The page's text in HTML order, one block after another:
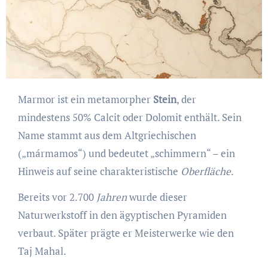
Marmor ist ein metamorpher Stein, der
mindestens 50% Calcit oder Dolomit enthält. Sein
Name stammt aus dem Altgriechischen
(„mármamos“) und bedeutet „schimmern“ – ein
Hinweis auf seine charakteristische Oberfläche.
Bereits vor 2.700 Jahrenwurde dieser
Naturwerkstoff in den ägyptischen Pyramiden
verbaut. Später prägte er Meisterwerke wie den
Taj Mahal.